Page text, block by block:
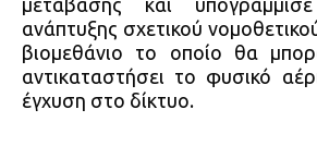
μετάβασης και
ανάπτυξης σχετικού
βιομεθάνιο το οποίο θα
αντικαταστήσει το φυσικό
έγχυση στο δίκτυο.